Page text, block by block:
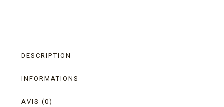
DESCRIPTION
INFORMATIONS
AVIS (0)